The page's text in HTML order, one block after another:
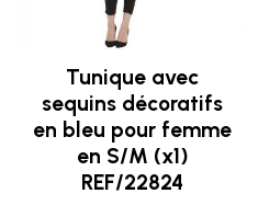
Tunique avec
sequins décoratifs
en bleu pour femme
en S/M (x1)
REF/22824